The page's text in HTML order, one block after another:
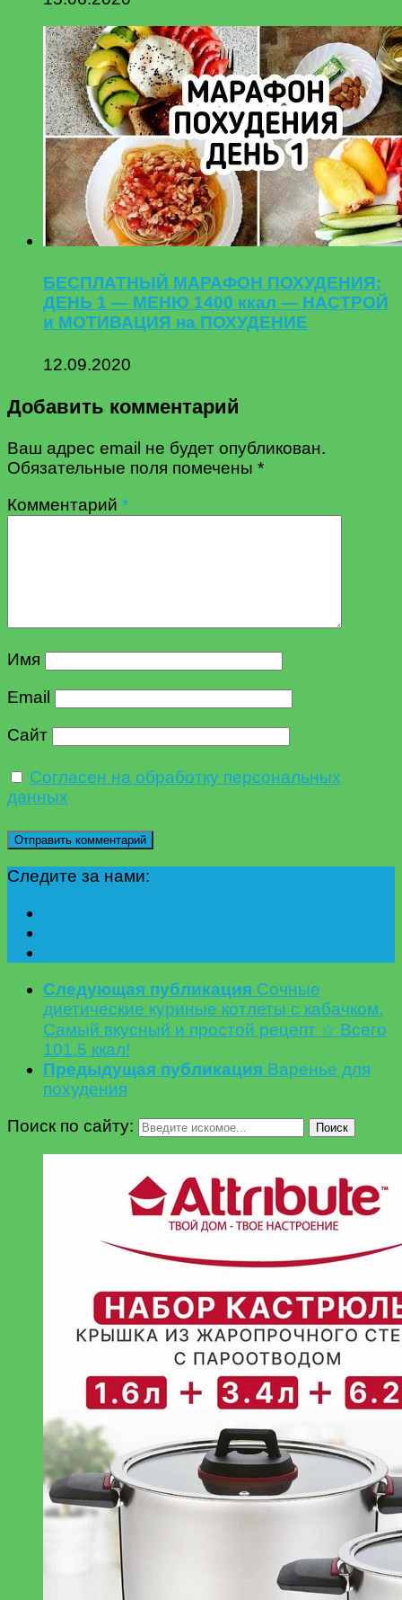
БЕСПЛАТНЫЙ МАРАФОН ПОХУДЕНИЯ:
ДЕНЬ 1 — МЕНЮ 1400 ккал — НАСТРОЙ
и МОТИВАЦИЯ на ПОХУДЕНИЕ
12.09.2020
Добавить комментарий
Ваш адрес email не будет опубликован.
Обязательные поля помечены *
Комментарий *
Имя
Email
Сайт
Согласен на обработку персональных
данных
Следите за нами:
Следующая публикация Сочные
диетические куриные котлеты с кабачком.
Самый вкусный и простой рецепт ☆ Всего
101.5 ккал!
Предыдущая публикация Варенье для
похудения
Поиск по сайту:
Поиск